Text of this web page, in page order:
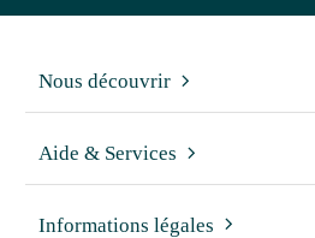
Nous découvrir
Aide & Services
Informations légales